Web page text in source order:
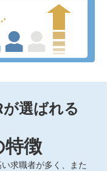
選ばれる
特徴
求職者が多く、また